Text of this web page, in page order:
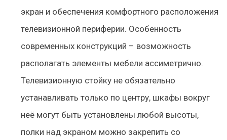
экран и обеспечения комфортного расположения
телевизионной периферии. Особенность
современных конструкций – возможность
располагать элементы мебели ассиметрично.
Телевизионную стойку не обязательно
устанавливать только по центру, шкафы вокруг
неё могут быть установлены любой высоты,
полки над экраном можно закрепить со